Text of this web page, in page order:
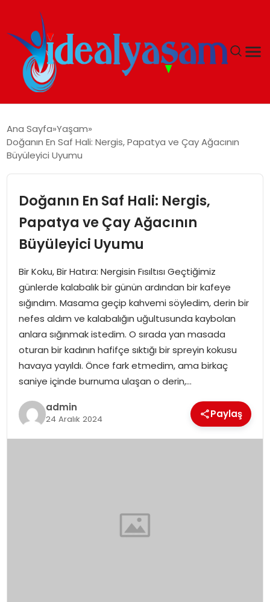
GÜNDEM
İDEAL YAŞAM
İDEAL SPOR
YAŞAM
MAGAZIN
SAĞLIK
SOSYAL HABER
Ana Sayfa Yaşam
Doğanın En Saf Hali: Nergis, Papatya ve Çay Ağacının
Büyüleyici Uyumu
Doğanın En Saf Hali: Nergis,
Papatya ve Çay Ağacının
Büyüleyici Uyumu
Bir Koku, Bir Hatıra: Nergisin Fısıltısı Geçtiğimiz
günlerde kalabalık bir günün ardından bir kafeye
sığındım. Masama geçip kahvemi söyledim, derin bir
nefes aldım ve kalabalığın uğultusunda kaybolan
anlara sığınmak istedim. O sırada yan masada
oturan bir kadının hafifçe sıktığı bir spreyin kokusu
havaya yayıldı. Önce fark etmedim, ama birkaç
saniye içinde burnuma ulaşan o derin,…
admin
24 Aralık 2024 Paylaş